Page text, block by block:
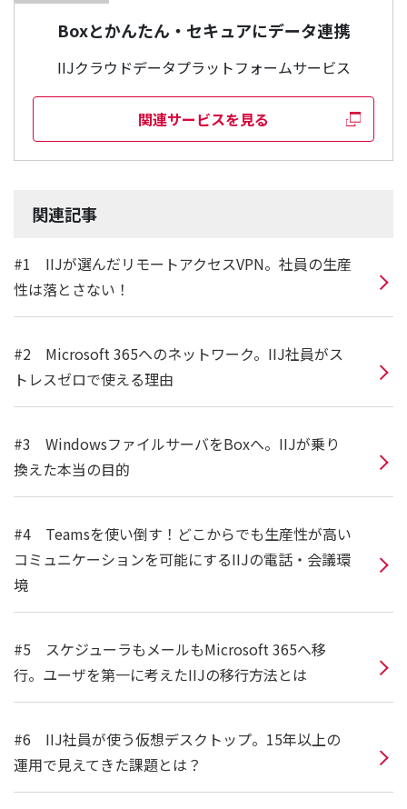
Boxとかんたん・セキュアにデータ連携
IIJクラウドデータプラットフォームサービス
関連サービスを見る
関連記事
#1 IIJが選んだリモートアクセスVPN。社員の生産
性は落とさない！
#2 Microsoft 365へのネットワーク。IIJ社員がス
トレスゼロで使える理由
#3 WindowsファイルサーバをBoxへ。IIJが乗り
換えた本当の目的
#4 Teamsを使い倒す！どこからでも生産性が高い
コミュニケーションを可能にするIIJの電話・会議環
境
#5 スケジューラもメールもMicrosoft 365へ移
行。ユーザを第一に考えたIIJの移行方法とは
#6 IIJ社員が使う仮想デスクトップ。15年以上の
運用で見えてきた課題とは？